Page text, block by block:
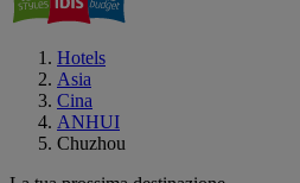
Hotels
Asia
Cina
ANHUI
Chuzhou